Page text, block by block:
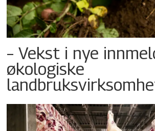
– Vekst i nye
økologiske